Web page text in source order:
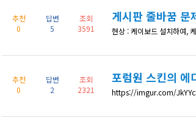
추천
0
답변
5
조회
3591
게시판 줄바꿈 문
추천
0
답변
2
조회
2321